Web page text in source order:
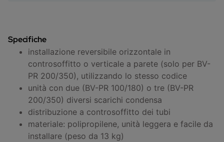
Specifiche
installazione reversibile orizzontale in
controsoffitto o verticale a parete (solo per BV-
PR 200/350), utilizzando lo stesso codice
unità con due (BV-PR 100/180) o tre (BV-PR
200/350) diversi scarichi condensa
distribuzione a controsoffitto dei tubi
materiale: polipropilene, unità leggera e facile da
installare (peso da 13 kg)